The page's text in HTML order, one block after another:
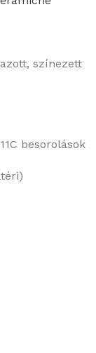
színezett
besorolások